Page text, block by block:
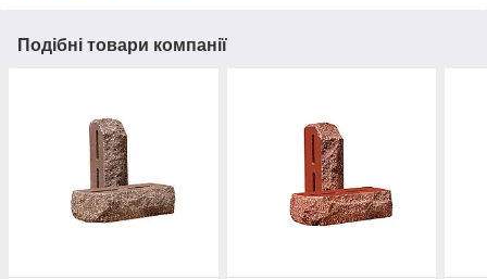
Подібні товари компанії